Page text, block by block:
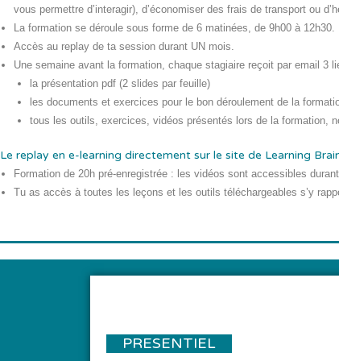
vous permettre d’interagir), d’économiser des frais de transport ou
La formation se déroulesous forme de 6 matinées, de 9h00 à 12h30.
Accès au replay de ta session durant UN mois.
Une semaine avant la formation, chaque stagiaire reçoit par email3
la présentation pdf (2 slides par feuille)
les documents et exercices pour le bon déroulement de la
tous les outils, exercices, vidéos présentés lors de la formation,
Le replay en e-learning directement sur le site de Learning
Formation de 20h pré-enregistrée : les vidéos sont accessibles
Tu asaccès à toutes les leçons et les outils téléchargeables s’y
PRESENTIEL